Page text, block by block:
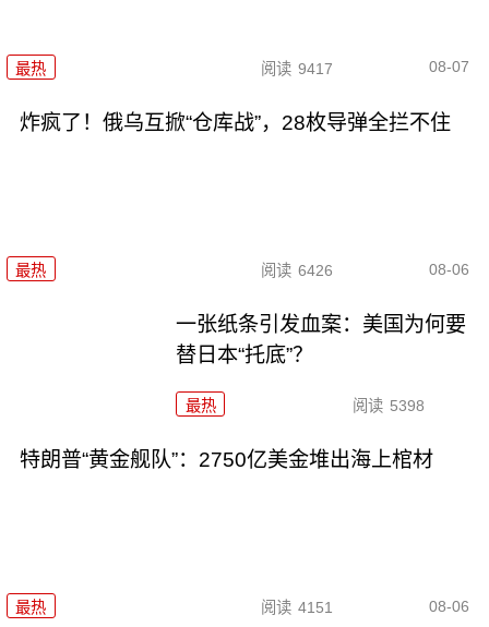
最热 阅读 9417 08-07
炸疯了！俄乌互掀“仓库战”，28枚导弹全拦不住
最热 阅读 6426 08-06
一张纸条引发血案：美国为何要
替日本“托底”？
最热 阅读 5398
特朗普“黄金舰队”：2750亿美金堆出海上棺材
最热 阅读 4151 08-06